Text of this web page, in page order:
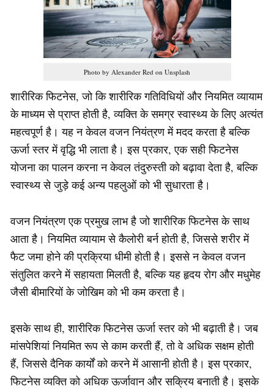
Photo by Alexander Red on Unsplash
शारीरिक फिटनेस, जो कि शारीरिक गतिविधियों और नियमित व्यायाम
के माध्यम से प्राप्त होती है, व्यक्ति के समग्र स्वास्थ्य के लिए अत्यंत
महत्वपूर्ण है। यह न केवल वजन नियंत्रण में मदद करता है बल्कि
ऊर्जा स्तर में वृद्धि भी लाता है। इस प्रकार, एक सही फिटनेस
योजना का पालन करना न केवल तंदुरुस्ती को बढ़ावा देता है, बल्कि
स्वास्थ्य से जुड़े कई अन्य पहलुओं को भी सुधारता है।
वजन नियंत्रण एक प्रमुख लाभ है जो शारीरिक फिटनेस के साथ
आता है। नियमित व्यायाम से कैलोरी बर्न होती है, जिससे शरीर में
फैट जमा होने की प्रक्रिया धीमी होती है। इससे न केवल वजन
संतुलित करने में सहायता मिलती है, बल्कि यह हृदय रोग और मधुमेह
जैसी बीमारियों के जोखिम को भी कम करता है।
इसके साथ ही, शारीरिक फिटनेस ऊर्जा स्तर को भी बढ़ाती है। जब
मांसपेशियां नियमित रूप से काम करती हैं, तो वे अधिक सक्षम होती
हैं, जिससे दैनिक कार्यों को करने में आसानी होती है। इस प्रकार,
फिटनेस व्यक्ति को अधिक ऊर्जावान और सक्रिय बनाती है। इसके